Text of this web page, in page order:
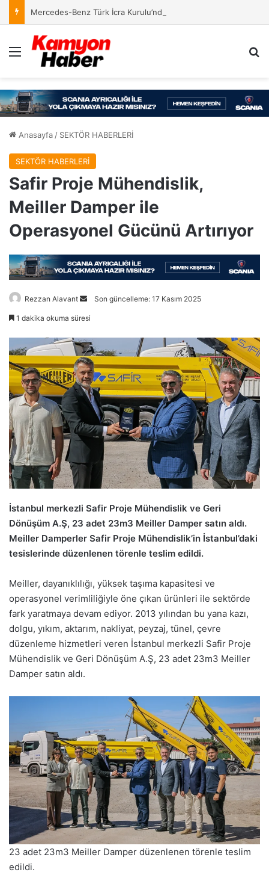
Mercedes-Benz Türk İcra Kurulu’nda Yeni Yapılanma
Menü
Anasayfa / SEKTÖR HABERLERİ
SEKTÖR HABERLERİ
Safir Proje Mühendislik,
Meiller Damper ile
Operasyonel Gücünü Artırıyor
Rezzan Alavant
Bir
göndermek
Son güncelleme: 17 Kasım 2025
1 dakika okuma süresi
İstanbul merkezli Safir Proje Mühendislik ve Geri
Dönüşüm A.Ş, 23 adet 23m3 Meiller Damper satın aldı.
Meiller Damperler Safir Proje Mühendislik’in İstanbul’daki
tesislerinde düzenlenen törenle teslim edildi.
Meiller, dayanıklılığı, yüksek taşıma kapasitesi ve
operasyonel verimliliğiyle öne çıkan ürünleri ile sektörde
fark yaratmaya devam ediyor. 2013 yılından bu yana kazı,
dolgu, yıkım, aktarım, nakliyat, peyzaj, tünel, çevre
düzenleme hizmetleri veren İstanbul merkezli Safir Proje
Mühendislik ve Geri Dönüşüm A.Ş, 23 adet 23m3 Meiller
Damper satın aldı.
23 adet 23m3 Meiller Damper düzenlenen törenle teslim
edildi.